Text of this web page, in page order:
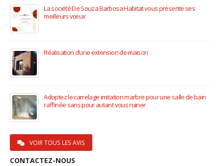
La société De Souza Barbosa Habitat vous présente ses
meilleurs vœux
Réalisation d’une extension de maison
Adoptez le carrelage imitation marbre pour une salle de bain
raffinée sans pour autant vous ruiner
VOIR TOUS LES AVIS
CONTACTEZ-NOUS